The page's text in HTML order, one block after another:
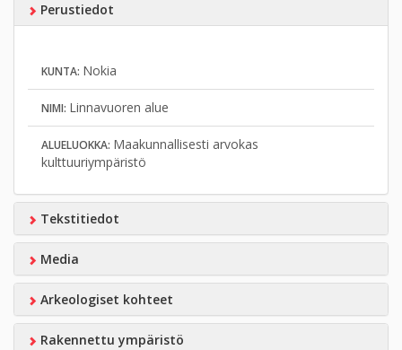
Perustiedot
KUNTA: Nokia
NIMI: Linnavuoren alue
ALUELUOKKA: Maakunnallisesti arvokas
kulttuuriympäristö
Tekstitiedot
Media
Arkeologiset kohteet
Rakennettu ympäristö